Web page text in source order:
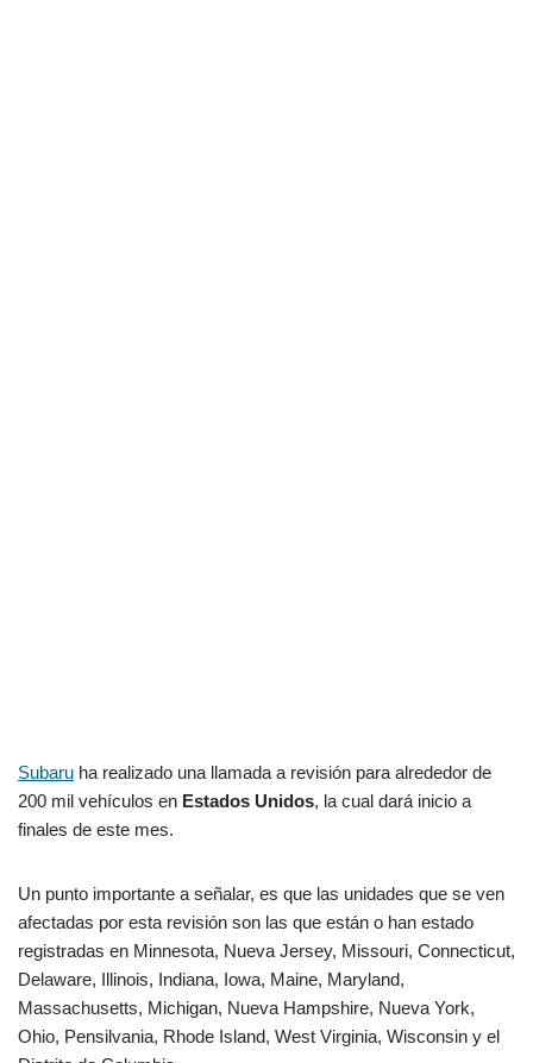
Subaru ha realizado una llamada a revisión para alrededor de
200 mil vehículos en Estados Unidos, la cual dará inicio a
finales de este mes.
Un punto importante a señalar, es que las unidades que se ven
afectadas por esta revisión son las que están o han estado
registradas en Minnesota, Nueva Jersey, Missouri, Connecticut,
Delaware, Illinois, Indiana, Iowa, Maine, Maryland,
Massachusetts, Michigan, Nueva Hampshire, Nueva York,
Ohio, Pensilvania, Rhode Island, West Virginia, Wisconsin y el